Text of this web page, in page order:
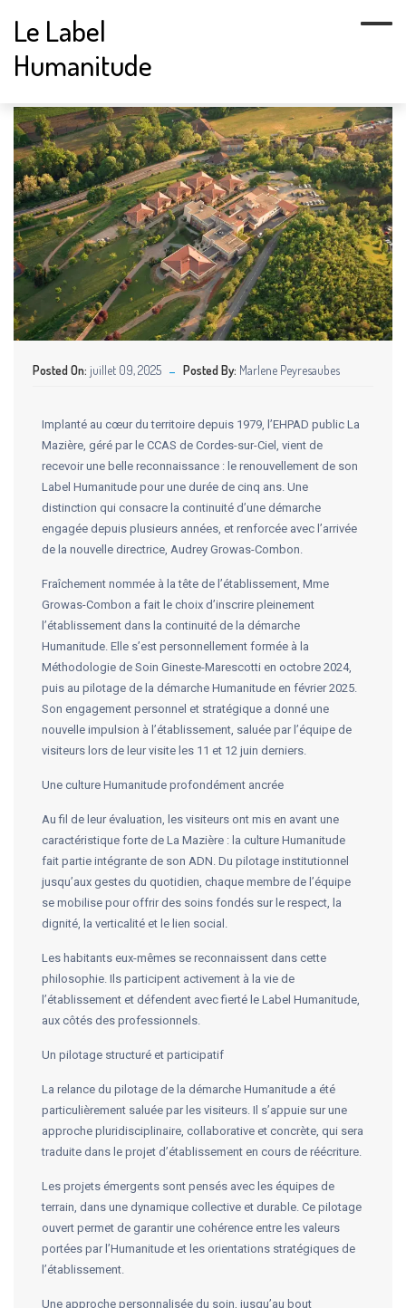
Le Label
Humanitude
Posted On: juillet 09, 2025 Posted By: Marlene Peyresaubes
Implanté au cœur du territoire depuis 1979, l’EHPAD public La
Mazière, géré par le CCAS de Cordes-sur-Ciel, vient de
recevoir une belle reconnaissance : le renouvellement de son
Label Humanitude pour une durée de cinq ans. Une
distinction qui consacre la continuité d’une démarche
engagée depuis plusieurs années, et renforcée avec l’arrivée
de la nouvelle directrice, Audrey Growas-Combon.
Fraîchement nommée à la tête de l’établissement, Mme
Growas-Combon a fait le choix d’inscrire pleinement
l’établissement dans la continuité de la démarche
Humanitude. Elle s’est personnellement formée à la
Méthodologie de Soin Gineste-Marescotti en octobre 2024,
puis au pilotage de la démarche Humanitude en février 2025.
Son engagement personnel et stratégique a donné une
nouvelle impulsion à l’établissement, saluée par l’équipe de
visiteurs lors de leur visite les 11 et 12 juin derniers.
Une culture Humanitude profondément ancrée
Au fil de leur évaluation, les visiteurs ont mis en avant une
caractéristique forte de La Mazière : la culture Humanitude
fait partie intégrante de son ADN. Du pilotage institutionnel
jusqu’aux gestes du quotidien, chaque membre de l’équipe
se mobilise pour offrir des soins fondés sur le respect, la
dignité, la verticalité et le lien social.
Les habitants eux-mêmes se reconnaissent dans cette
philosophie. Ils participent activement à la vie de
l’établissement et défendent avec fierté le Label Humanitude,
aux côtés des professionnels.
Un pilotage structuré et participatif
La relance du pilotage de la démarche Humanitude a été
particulièrement saluée par les visiteurs. Il s’appuie sur une
approche pluridisciplinaire, collaborative et concrète, qui sera
traduite dans le projet d’établissement en cours de réécriture.
Les projets émergents sont pensés avec les équipes de
terrain, dans une dynamique collective et durable. Ce pilotage
ouvert permet de garantir une cohérence entre les valeurs
portées par l’Humanitude et les orientations stratégiques de
l’établissement.
Une approche personnalisée du soin, jusqu’au bout